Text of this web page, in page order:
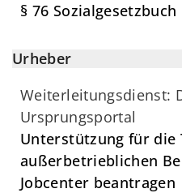
§ 76
Urheber
Weiterleitungsdienst:
Ursprungsportal
Unterstützung für die
außerbetrieblichen
Jobcenter beantragen